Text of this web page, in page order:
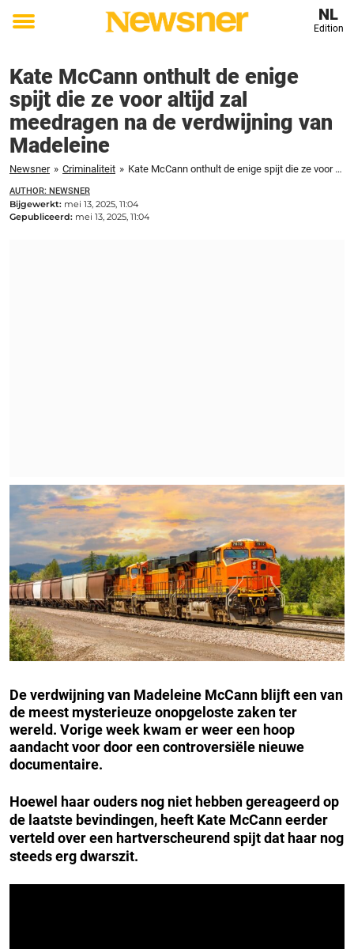
Toggle
NL
Edition
Kate McCann onthult de enige
spijt die ze voor altijd zal
meedragen na de verdwijning van
Madeleine
Newsner » Criminaliteit » Kate McCann onthult de enige spijt die ze voor altijd zal meedragen na de verdwijning van Madeleine
AUTHOR: NEWSNER
Bijgewerkt: mei 13, 2025, 11:04
Gepubliceerd: mei 13, 2025, 11:04
De verdwijning van Madeleine McCann blijft een van
de meest mysterieuze onopgeloste zaken ter
wereld. Vorige week kwam er weer een hoop
aandacht voor door een controversiële nieuwe
documentaire.
Hoewel haar ouders nog niet hebben gereageerd op
de laatste bevindingen, heeft Kate McCann eerder
verteld over een hartverscheurend spijt dat haar nog
steeds erg dwarszit.